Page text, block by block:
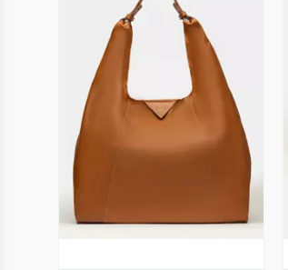
Vista Previa